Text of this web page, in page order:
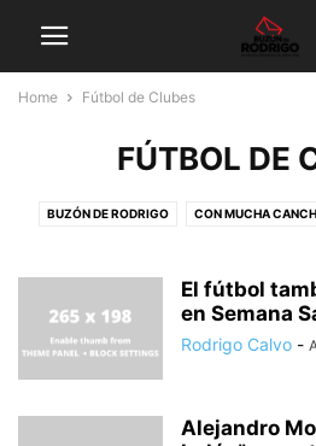
Home Fútbol de Clubes
FÚTBOL DE
BUZÓN DE RODRIGO CON MUCHA
FUERA DE JUEGO FÚTBOL DE CLUBES
FÚTBOL MUNDIAL GALERÍA DE FOTOS
MEMORIA DEL DEPORTE MUNDIAL DE
PALCO DE PRENSA
El fútbol
en Semana
Rodrigo Calvo -
Alejandro